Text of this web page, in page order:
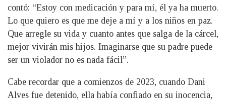
contó: “Estoy con medicación y para mí, él ya ha muerto.
Lo que quiero es que me deje a mí y a los niños en paz.
Que arregle su vida y cuanto antes que salga de la cárcel,
mejor vivirán mis hijos. Imaginarse que su padre puede
ser un violador no es nada fácil”.
Cabe recordar que a comienzos de 2023, cuando Dani
Alves fue detenido, ella había confiado en su inocencia,